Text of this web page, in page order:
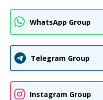
WhatsApp Group
Telegram Group
Instagram Group